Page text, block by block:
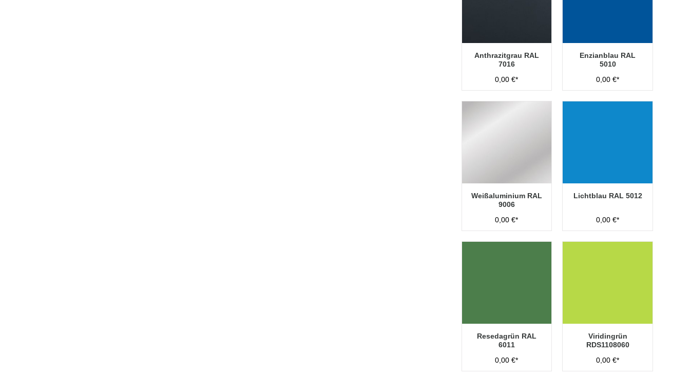
Anthrazitgrau RAL
7016
0,00 €*
Enzianblau RAL
5010
0,00 €*
Weißaluminium RAL
9006
0,00 €*
Lichtblau RAL 5012
0,00 €*
Resedagrün RAL
6011
0,00 €*
Viridingrün
RDS1108060
0,00 €*